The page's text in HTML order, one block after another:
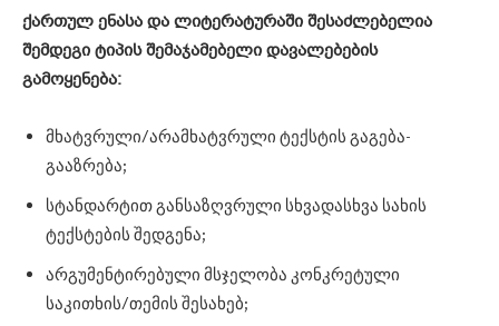
ქართულ ენასა და ლიტერატურაში შესაძლებელია
შემდეგი ტიპის შემაჯამებელი დავალებების
გამოყენება:
მხატვრული/არამხატვრული ტექსტის გაგება-
გააზრება;
სტანდარტით განსაზღვრული სხვადასხვა სახის
ტექსტების შედგენა;
არგუმენტირებული მსჯელობა კონკრეტული
საკითხის/თემის შესახებ;